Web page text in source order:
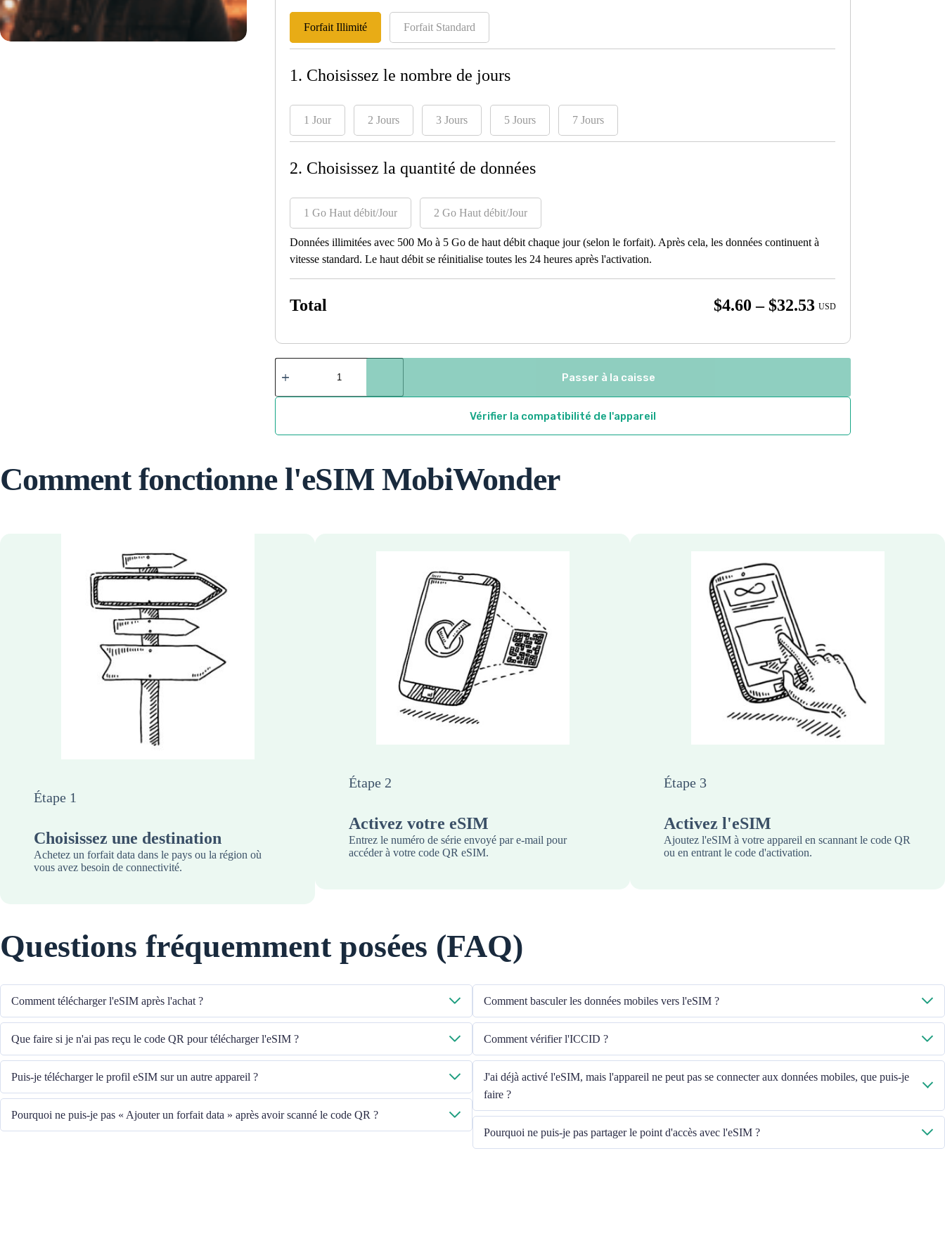
Forfait Illimité Forfait Standard
1. Choisissez le nombre de jours
1 Jour 2 Jours 3 Jours 5 Jours 7 Jours
2. Choisissez la quantité de données
1 Go Haut débit/Jour 2 Go Haut débit/Jour
Données illimitées avec 500 Mo à 5 Go de haut débit chaque jour (selon le forfait). Après cela, les données continuent à
vitesse standard. Le haut débit se réinitialise toutes les 24 heures après l'activation.
Total $4.60 – $32.53Price
$4.60
through
USD
Macao
quantity
Passer à la caisse
Vérifier la compatibilité de l'appareil
Comment fonctionne l'eSIM MobiWonder
Étape 1
Choisissez une destination
Achetez un forfait data dans le pays ou la région où
vous avez besoin de connectivité.
Étape 2
Activez votre eSIM
Entrez le numéro de série envoyé par e-mail pour
accéder à votre code QR eSIM.
Étape 3
Activez l'eSIM
Ajoutez l'eSIM à votre appareil en scannant le code QR
ou en entrant le code d'activation.
Questions fréquemment posées (FAQ)
Comment télécharger l'eSIM après l'achat ?
Que faire si je n'ai pas reçu le code QR pour télécharger l'eSIM ?
le code QR.
Puis-je télécharger le profil eSIM sur un autre appareil ?
Pourquoi ne puis-je pas « Ajouter un forfait data » après avoir scanné le code QR ?
Comment basculer les données mobiles vers l'eSIM ?
cette ligne ». Si le problème persiste, veuillez contacter notre équipe du service client.
Comment vérifier l'ICCID ?
J'ai déjà activé l'eSIM, mais l'appareil ne peut pas se connecter aux données mobiles, que puis-je
faire ?
Pourquoi ne puis-je pas partager le point d'accès avec l'eSIM ?